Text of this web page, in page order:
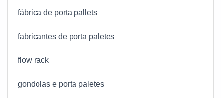
fábrica de porta pallets
fabricantes de porta paletes
flow rack
gondolas e porta paletes